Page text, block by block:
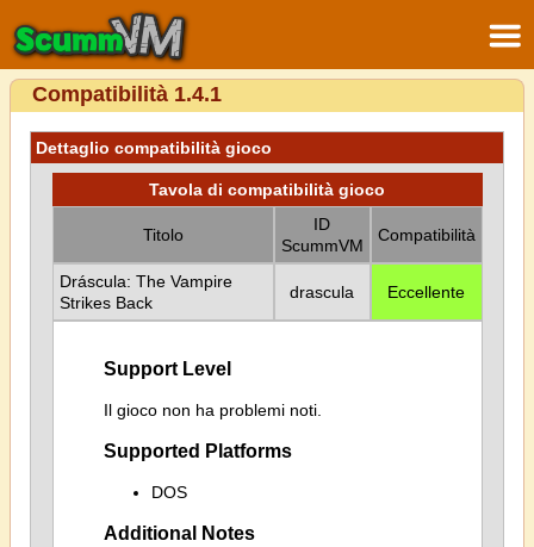
Compatibilità 1.4.1
Dettaglio compatibilità gioco
Tavola di compatibilità gioco
Titolo
ID
ScummVM
Compatibilità
Dráscula: The Vampire
Strikes Back
drascula Eccellente
Support Level
Il gioco non ha problemi noti.
Supported Platforms
DOS
Additional Notes